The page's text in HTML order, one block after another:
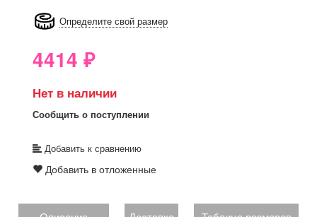
Определите свой размер
4414 ₽
Нет в наличии
Сообщить о поступлении
Добавить к сравнению
Добавить в отложенные